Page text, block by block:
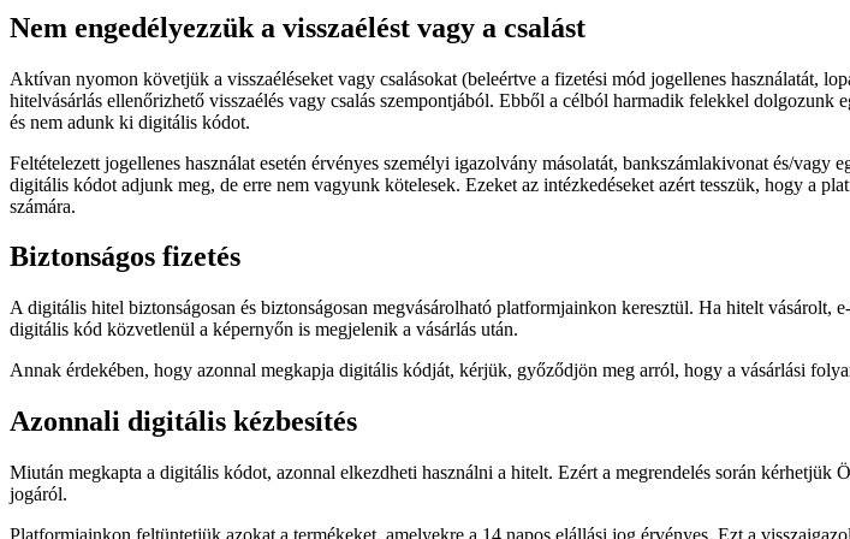
Nem engedélyezzük a visszaélést vagy a csalást
Aktívan nyomon követjük a visszaéléseket vagy csalásokat (beleértve a fizetési mód jogellenes használatát,
hitelvásárlás ellenőrizhető visszaélés vagy csalás szempontjából. Ebből a célból harmadik felekkel
és nem adunk ki digitális kódot.
Feltételezett jogellenes használat esetén érvényes személyi igazolvány másolatát, bankszámlakivonat és/
digitális kódot adjunk meg, de erre nem vagyunk kötelesek. Ezeket az intézkedéseket azért tesszük, hogy a
számára.
Biztonságos fizetés
A digitális hitel biztonságosan és biztonságosan megvásárolható platformjainkon keresztül. Ha hitelt
digitális kód közvetlenül a képernyőn is megjelenik a vásárlás után.
Annak érdekében, hogy azonnal megkapja digitális kódját, kérjük, győződjön meg arról, hogy a vásárlási
Azonnali digitális kézbesítés
Miután megkapta a digitális kódot, azonnal elkezdheti használni a hitelt. Ezért a megrendelés során kérhetjük
jogáról.